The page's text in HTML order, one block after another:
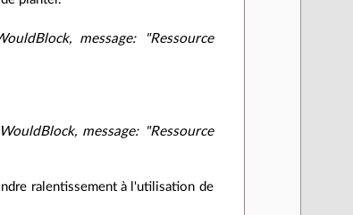
message: "Ressource
message: "Ressource
ralentissement à l'utilisation de